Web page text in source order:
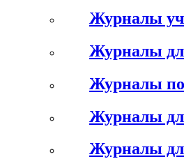
Журналы
Журналы
Журналы по
Журналы
Журналы